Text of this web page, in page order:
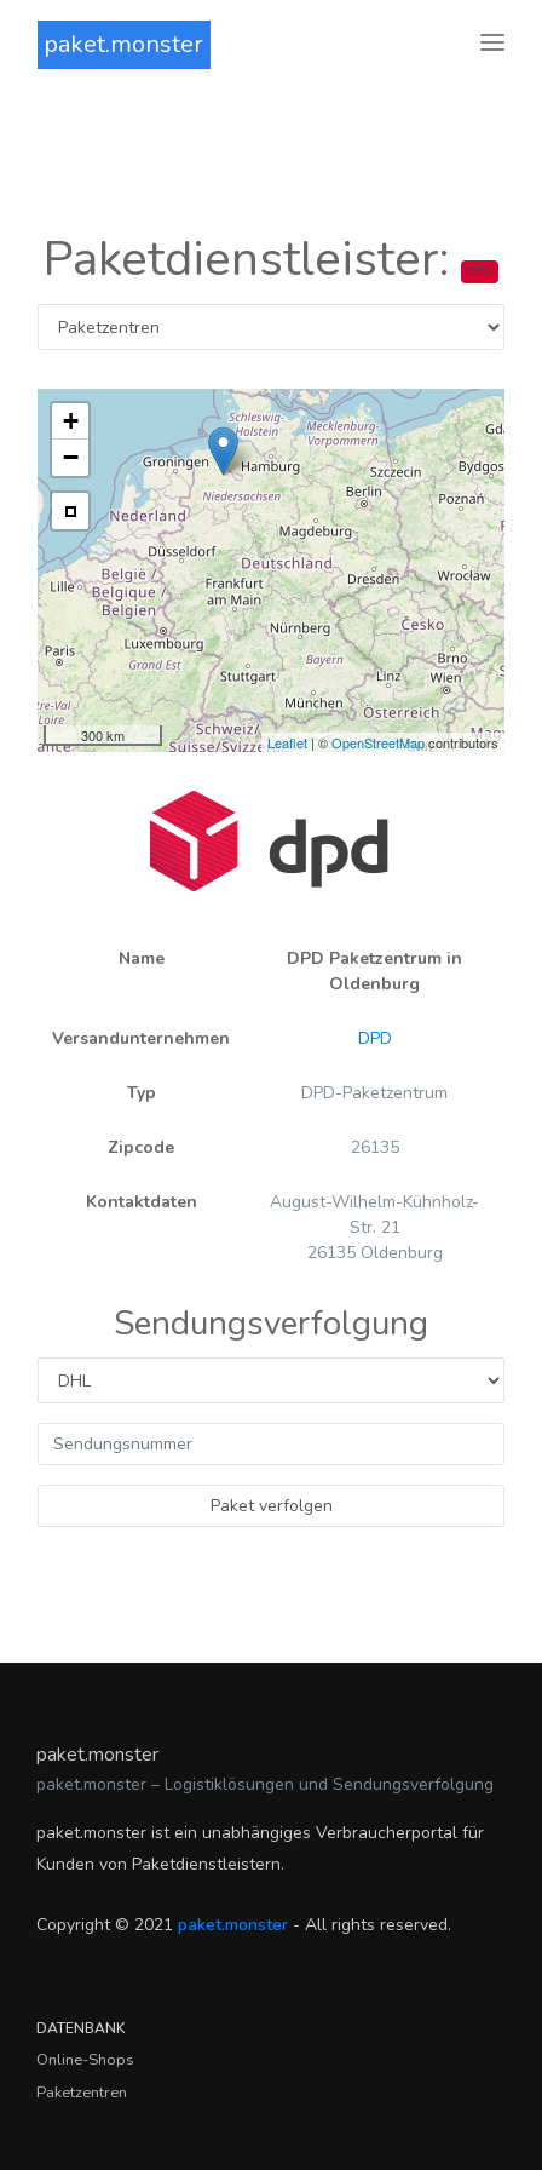
paket.monster
Paketdienstleister: DPD
+
−
300 km Leaflet | ©OpenStreetMapcontributors
Name
DPD Paketzentrum in
Oldenburg
Versandunternehmen DPD
Typ DPD-Paketzentrum
Zipcode 26135
Kontaktdaten
August-Wilhelm-Kühnholz-
Str. 21
26135 Oldenburg
Sendungsverfolgung
Paket verfolgen
paket.monster
paket.monster – Logistiklösungen und Sendungsverfolgung
paket.monster ist ein unabhängiges Verbraucherportal für
Kunden von Paketdienstleistern.
Copyright © 2021 paket.monster - All rights reserved.
DATENBANK
Online-Shops
Paketzentren